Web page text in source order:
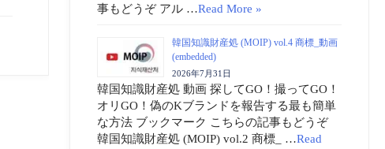
事もどうぞ アル …Read More »
韓国知識財産処 (MOIP) vol.4 商標_動画
(embedded)
2026年7月31日
韓国知識財産処 動画 探してGO！撮ってGO！
オリGO！偽のKブランドを報告する最も簡単
な方法 ブックマーク こちらの記事もどうぞ
韓国知識財産処 (MOIP) vol.2 商標_ …Read